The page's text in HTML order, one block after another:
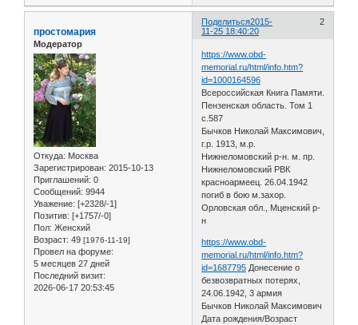
Поделиться 2
2015-
11-25 18:40:20
простомария
Модератор
Откуда: Москва
Зарегистрирован: 2015-10-13
Приглашений: 0
Сообщений: 9944
Уважение: [+2328/-1]
Позитив: [+1757/-0]
Пол: Женский
Возраст: 49 [1976-11-19]
Провел на форуме:
5 месяцев 27 дней
Последний визит:
2026-06-17 20:53:45
https://www.obd-
memorial.ru/html/info.htm?
id=1000164596
Всероссийская Книга Памяти.
Пензенская область. Том 1
с.587
Бычков Николай Максимович,
г.р. 1913, м.р.
Нижнеломовский р-н. м. пр.
Нижнеломовский РВК
красноармеец. 26.04.1942
погиб в бою м.захор.
Орловская обл., Мценский р-
н
https://www.obd-
memorial.ru/html/info.htm?
id=1687795 Донесение о
безвозвратных потерях,
24.06.1942, 3 армия
Бычков Николай Максимович
Дата рождения/Возраст